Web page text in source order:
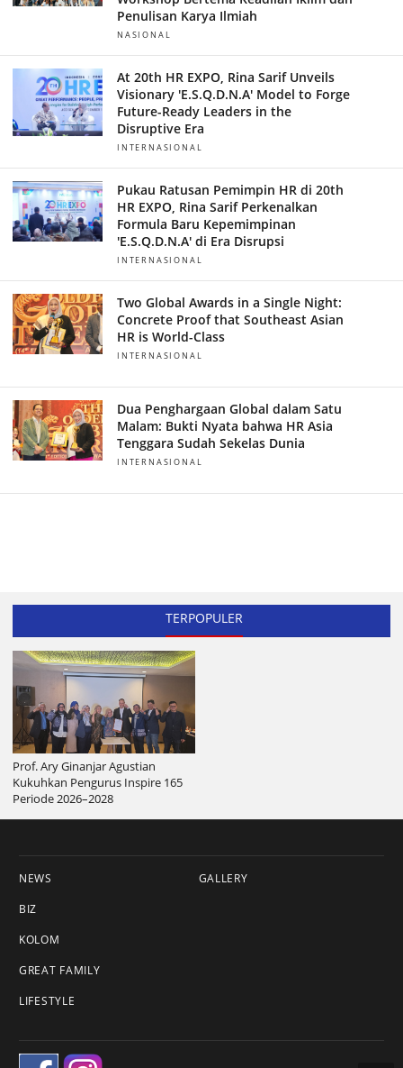
Penulisan Karya Ilmiah
NASIONAL
At 20th HR EXPO, Rina Sarif Unveils
Visionary 'E.S.Q.D.N.A' Model to Forge
Future-Ready Leaders in the
Disruptive Era
INTERNASIONAL
Pukau Ratusan Pemimpin HR di 20th
HR EXPO, Rina Sarif Perkenalkan
Formula Baru Kepemimpinan
'E.S.Q.D.N.A' di Era Disrupsi
INTERNASIONAL
Two Global Awards in a Single Night:
Concrete Proof that Southeast Asian
HR is World-Class
INTERNASIONAL
Dua Penghargaan Global dalam Satu
Malam: Bukti Nyata bahwa HR Asia
Tenggara Sudah Sekelas Dunia
INTERNASIONAL
TERPOPULER
Prof. Ary Ginanjar Agustian
Kukuhkan Pengurus Inspire 165
Periode 2026–2028
NEWS
BIZ
KOLOM
GREAT FAMILY
LIFESTYLE
GALLERY